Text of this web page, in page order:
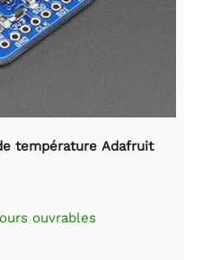
température Adafruit
ouvrables